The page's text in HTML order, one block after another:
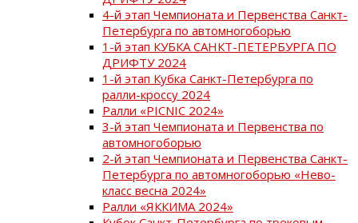
4-й этап Чемпионата и Первенства Санкт-
Петербурга по автомногоборью
1-й этап КУБКА САНКТ-ПЕТЕРБУРГА ПО
ДРИФТУ 2024
1-й этап Кубка Санкт-Петербурга по
ралли-кроссу 2024
Ралли «PICNIC 2024»
3-й этап Чемпионата и Первенства по
автомногоборью
2-й этап Чемпионата и Первенства Санкт-
Петербурга по автомногоборью «Нево-
класс весна 2024»
Ралли «ЯККИМА 2024»